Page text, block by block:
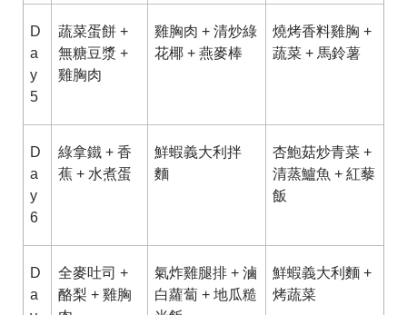
D
a
y
5
蔬菜蛋餅 +
無糖豆漿 +
雞胸肉
雞胸肉 + 清炒綠
花椰 + 燕麥棒
燒烤香料雞胸 +
蔬菜 + 馬鈴薯
D
a
y
6
綠拿鐵 + 香
蕉 + 水煮蛋
鮮蝦義大利拌
麵
杏鮑菇炒青菜 +
清蒸鱸魚 + 紅藜
飯
D
a
全麥吐司 +
酪梨 + 雞胸
氣炸雞腿排 + 滷
白蘿蔔 + 地瓜糙
鮮蝦義大利麵 +
烤蔬菜